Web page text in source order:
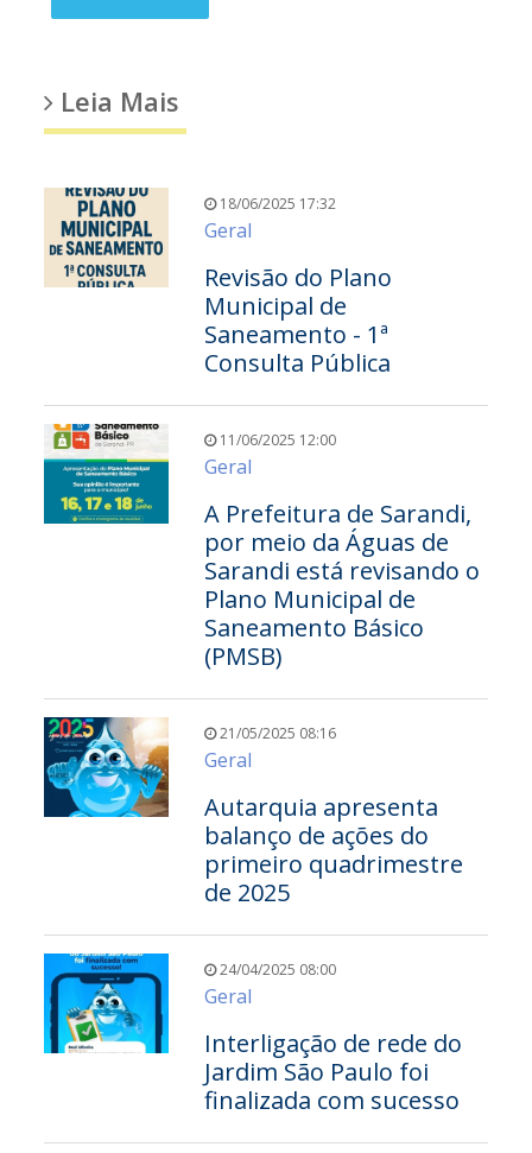
Leia Mais
18/06/2025 17:32
Geral
Revisão do Plano
Municipal de
Saneamento - 1ª
Consulta Pública
11/06/2025 12:00
Geral
A Prefeitura de Sarandi,
por meio da Águas de
Sarandi está revisando o
Plano Municipal de
Saneamento Básico
(PMSB)
21/05/2025 08:16
Geral
Autarquia apresenta
balanço de ações do
primeiro quadrimestre
de 2025
24/04/2025 08:00
Geral
Interligação de rede do
Jardim São Paulo foi
finalizada com sucesso